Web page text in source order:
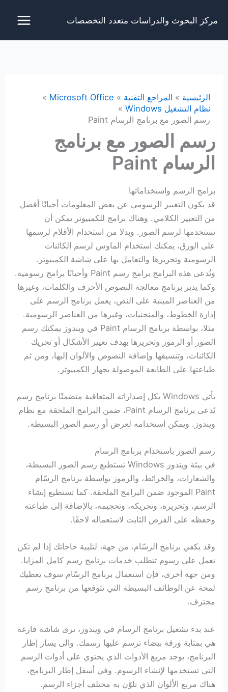
مركز البحوث والدراسات متعدد التخصصات
الرئيسية المراجع التقنية
Microsoft Office
نظام التشغيل Windows
رسم الصور مع برنامج الرسام Paint
رسم الصور مع برنامج
الرسام Paint
برامج الرسم واستخداماتها
قد يكون التعبير الرسومي عن بعض المعلومات أحيانًا أفضل
من التعبير الكلامي. وهناك برامج للكمبيوتر يمكن أن
تستخدمها لرسم الصور. وبدلا من استخدام الأقلام لرسمها
على الورق، يمكنك استخدام الماوس لرسم الكائنات
الرسومية وتحريرها والتعامل بها على شاشة الكمبيوتر.
وتُدعى هذه البرامج برامج رسم Paint وأحيانًا برامج رسومية.
وكما يدير برنامج معالجة النصوص الأحرف والكلمات، وغيرها
من العناصر المبنية على النص، يعمل برنامج الرسم على
إدارة الخطوط، والمنحنيات، وغيرها من العناصر الرسومية.
مثلا، بواسطة برنامج الرسام Paint في ويندوز يمكنك رسم
الصور أو الرموز وتحريرها بهدف تغيير الأشكال أو تحريك
الكائنات، وتنسيقها وإضافة النصوص والألوان إليها، ومن ثم
طباعتها على الطابعة الموصولة بجهاز الكمبيوتر.
يأتي Windows بكل إصداراته المتعاقبة متضمنًا برنامج رسم
يُدعى برنامج الرسام Paint، ضمن البرامج الملحقة مع نظام
ويندوز. ويمكن استخدامه لعرض أو رسم الصور البسيطة.
رسم الصور باستخدام برنامج الرسام
في بيئة ويندوز Windows تستطيع رسم الصور البسيطة،
والشعارات، والخرائط، والرموز بواسطة برنامج الرسّام
Paint الموجود ضمن البرامج الملحقة. كما تستطيع إنشاء
الرسم، وتحريره، وتحريكه، وتحجيمه، بالإضافة إلى طباعته
وحفظه على القرص الثابت لاستعماله لاحقًا.
وقد يكفي برنامج الرسّام، من جهة، لتلبية حاجاتك إذا لم تكن
تعمل على رسوم تتطلب خدمات برنامج رسم كامل المزايا.
ومن جهة أخرى، فإن استعمال برنامج الرسّام سوف يعطيك
لمحة عن الوظائف البسيطة التي تتوقعها من برنامج رسم
محترف.
عند بدء تشغيل برنامج الرسام في ويندوز، ترى شاشة فارغة
هي بمثابة ورقة بيضاء ترسم عليها رسمك. والى يسار إطار
البرنامج، يوجد مربع الأدوات الذي يحتوي على أدوات الرسم
التي تستخدمها لإنشاء الرسوم. وفي أسفل إطار البرنامج،
هناك مربع الألوان الذي تلوّن به مختلف أجزاء الرسم.